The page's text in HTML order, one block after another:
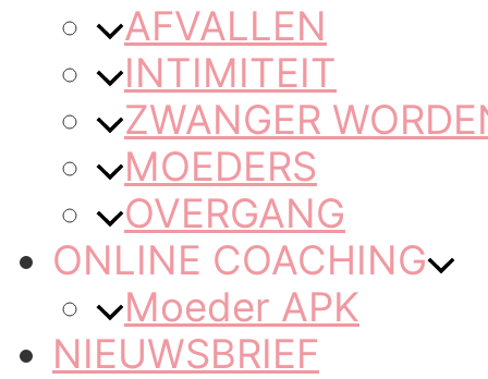
AFVALLEN
INTIMITEIT
ZWANGER
MOEDERS
OVERGANG
ONLINE COACHING
Moeder APK
NIEUWSBRIEF